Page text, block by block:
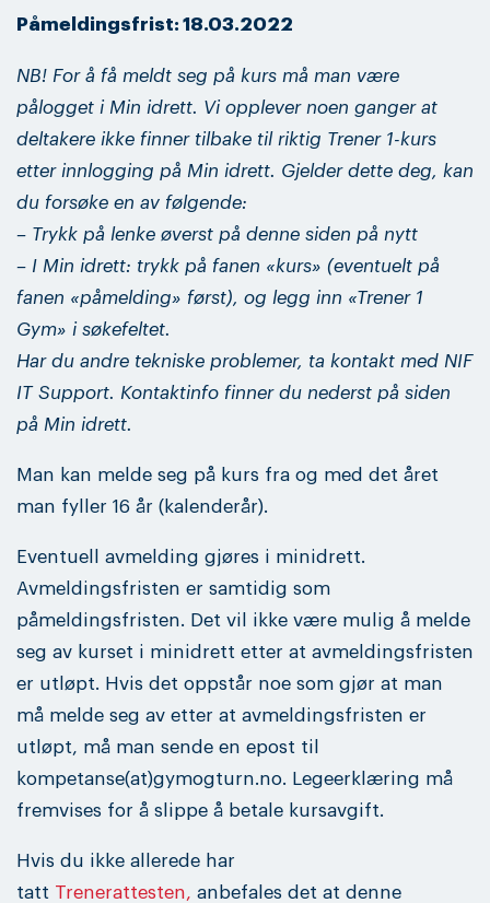
Påmeldingsfrist: 18.03.2022
NB! For å få meldt seg på kurs må man være
pålogget i Min idrett. Vi opplever noen ganger at
deltakere ikke finner tilbake til riktig Trener 1-kurs
etter innlogging på Min idrett. Gjelder dette deg, kan
du forsøke en av følgende:
– Trykk på lenke øverst på denne siden på nytt
– I Min idrett: trykk på fanen «kurs» (eventuelt på
fanen «påmelding» først), og legg inn «Trener 1
Gym» i søkefeltet.
Har du andre tekniske problemer, ta kontakt med NIF
IT Support. Kontaktinfo finner du nederst på siden
på Min idrett.
Man kan melde seg på kurs fra og med det året
man fyller 16 år (kalenderår).
Eventuell avmelding gjøres i minidrett.
Avmeldingsfristen er samtidig som
påmeldingsfristen. Det vil ikke være mulig å melde
seg av kurset i minidrett etter at avmeldingsfristen
er utløpt. Hvis det oppstår noe som gjør at man
må melde seg av etter at avmeldingsfristen er
utløpt, må man sende en epost til
kompetanse(at)gymogturn.no. Legeerklæring må
fremvises for å slippe å betale kursavgift.
Hvis du ikke allerede har
tatt Trenerattesten, anbefales det at denne